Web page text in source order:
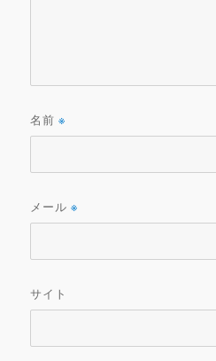
名前※
メール※
サイト